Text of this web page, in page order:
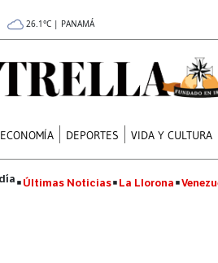
26.1°C | PANAMÁ
ECONOMÍA DEPORTES VIDA Y CULTURA
Últimas Noticias La Llorona